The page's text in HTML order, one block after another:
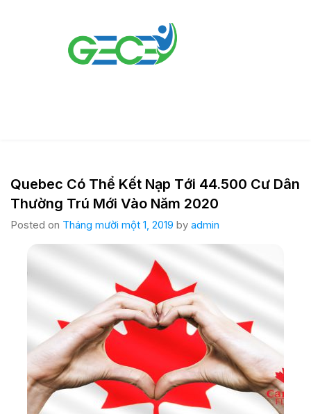
Quebec Có Thể Kết Nạp Tới 44.500 Cư Dân
Thường Trú Mới Vào Năm 2020
Posted on Tháng mười một 1, 2019 by admin